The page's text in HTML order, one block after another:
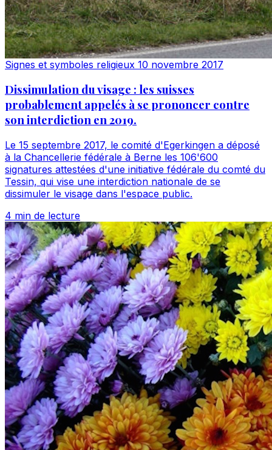
Signes et symboles religieux 10 novembre 2017
Dissimulation du visage : les suisses
probablement appelés à se prononcer contre
son interdiction en 2019.
Le 15 septembre 2017, le comité d'Egerkingen a déposé
à la Chancellerie fédérale à Berne les 106'600
signatures attestées d'une initiative fédérale du comté du
Tessin, qui vise une interdiction nationale de se
dissimuler le visage dans l'espace public.
4 min de lecture